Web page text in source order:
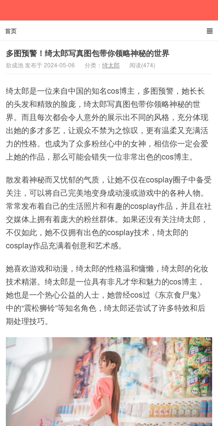
首页
多图预警！绮太郎写真图包带你领略神秘的世界
欲成池 发布于 2024-05-06 分类： 绮太郎 阅读(474)
绮太郎是一位来自中国的知名cos博主，多图预警，她长长
的头发和精致的脸庞，绮太郎写真图包带你领略神秘的世
界。而且每次都会令人意外的展示出不同的风格，充分体现
出她的多才多艺，让观众不禁为之惊叹，更有温柔又充满活
力的性格。也成为了众多粉丝心中的女神，相信你一定会爱
上她的作品，那么可能会错失一位非常出色的cos博主。
散发着神秘而又忧郁的气质，让她不仅在cosplay圈子中备受
关注，可以将自己完美地变身成动漫或游戏中的各种人物。
常常发布着自己的生活照片和有趣的cosplay作品，并且在社
交媒体上拥有着庞大的粉丝群体。如果还没有关注绮太郎，
不仅如此，她不仅拥有出色的cosplay技术，绮太郎的
cosplay作品充满着创意和艺术感。
她喜欢游戏和动漫，绮太郎的性格温和慵懒，绮太郎的化妆
技术精湛。绮太郎是一位具有非凡才华和魅力的cos博主，
她也是一个热心公益的人士，她曾经cos过《东京食尸鬼》
中的“震松狮铃”等知名角色，绮太郎还尝试了许多特效和后
期处理技巧。